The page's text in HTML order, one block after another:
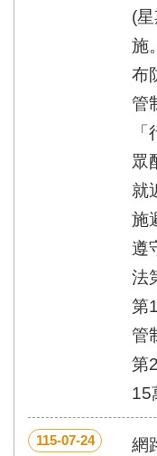
(
施
布
管
眾
就
施
遵
法
第
管
第
15
115-07-24
網